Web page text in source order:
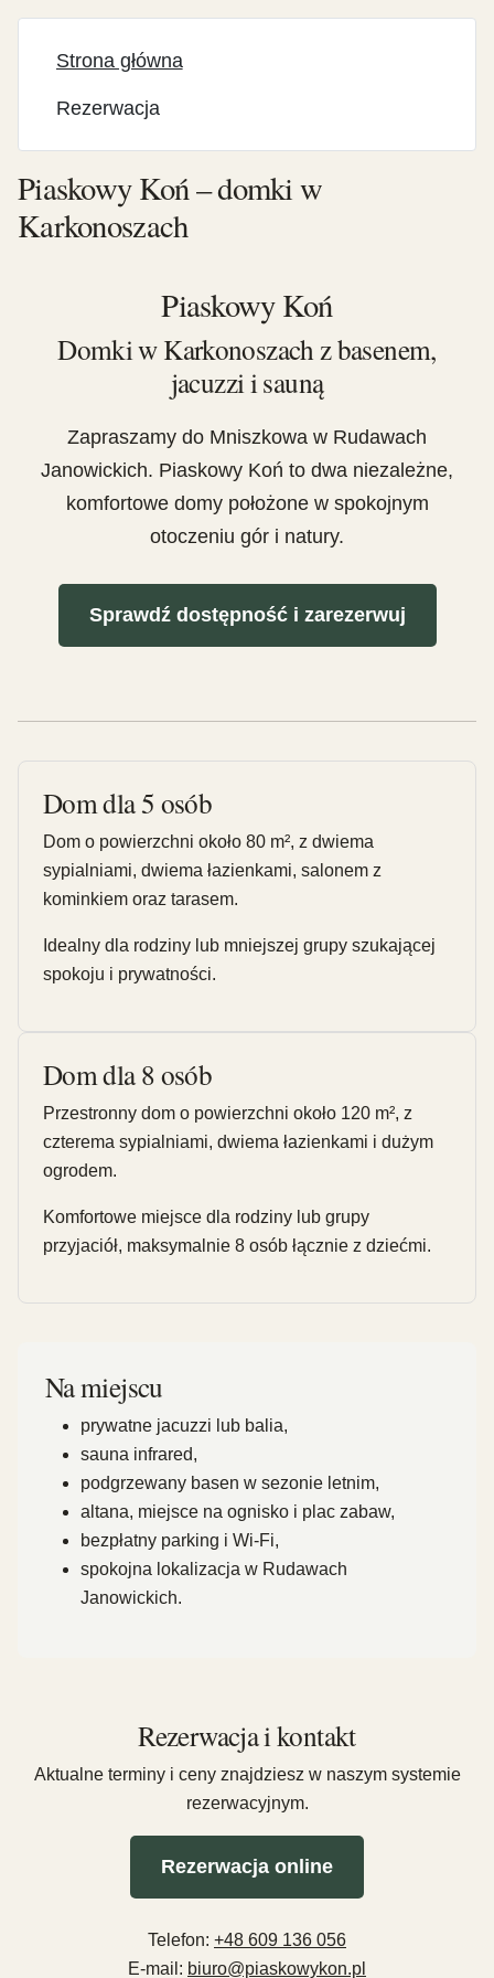
Strona główna
Rezerwacja
Piaskowy Koń – domki w
Karkonoszach
Piaskowy Koń
Domki w Karkonoszach z basenem,
jacuzzi i sauną
Zapraszamy do Mniszkowa w Rudawach
Janowickich. Piaskowy Koń to dwa niezależne,
komfortowe domy położone w spokojnym
otoczeniu gór i natury.
Sprawdź dostępność i zarezerwuj
Dom dla 5 osób
Dom o powierzchni około 80 m², z dwiema
sypialniami, dwiema łazienkami, salonem z
kominkiem oraz tarasem.
Idealny dla rodziny lub mniejszej grupy szukającej
spokoju i prywatności.
Dom dla 8 osób
Przestronny dom o powierzchni około 120 m², z
czterema sypialniami, dwiema łazienkami i dużym
ogrodem.
Komfortowe miejsce dla rodziny lub grupy
przyjaciół, maksymalnie 8 osób łącznie z dziećmi.
Na miejscu
prywatne jacuzzi lub balia,
sauna infrared,
podgrzewany basen w sezonie letnim,
altana, miejsce na ognisko i plac zabaw,
bezpłatny parking i Wi-Fi,
spokojna lokalizacja w Rudawach
Janowickich.
Rezerwacja i kontakt
Aktualne terminy i ceny znajdziesz w naszym systemie
rezerwacyjnym.
Rezerwacja online
Telefon: +48 609 136 056
E-mail: biuro@piaskowykon.pl